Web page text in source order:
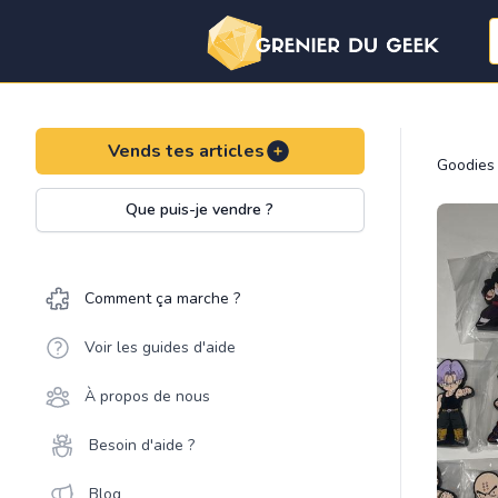
Vends tes articles
Que puis-je vendre ?
Comment ça marche ?
Voir les guides d'aide
À propos de nous
Besoin d'aide ?
Goodies